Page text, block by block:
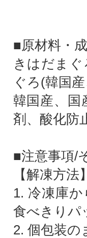
■原材料・
きはだま
ぐろ(韓国
韓国産、国
剤、酸化防
■注意事項/
【解凍方法】
1. 冷凍庫
食べきりパ
2. 個包装